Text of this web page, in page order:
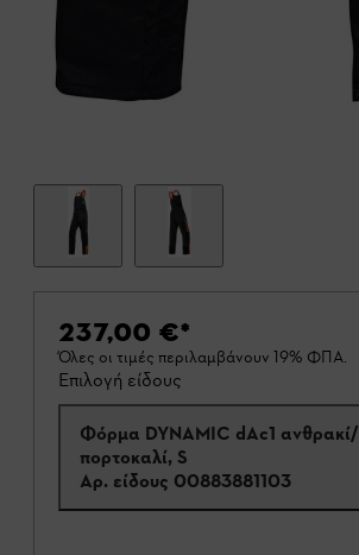
237,00 €*
Όλες οι τιμές περιλαμβάνουν 19% ΦΠΑ.
Επιλογή είδους
Φόρμα DYNAMIC dAc1 ανθρακί/
πορτοκαλί, S
Αρ. είδους 00883881103